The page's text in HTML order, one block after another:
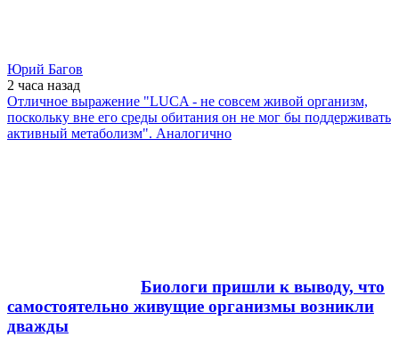
Юрий Багов
2 часа назад
Отличное выражение "LUCA - не совсем живой организм,
поскольку вне его среды обитания он не мог бы поддерживать
активный метаболизм". Аналогично
Биологи пришли к выводу, что
самостоятельно живущие организмы возникли
дважды